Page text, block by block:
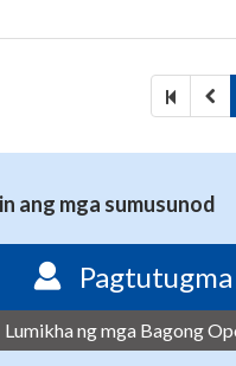
ang mga sumusunod
Lumikha ng mga Bagong